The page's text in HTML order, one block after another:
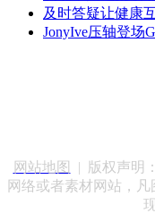
及时答疑让健康
JonyIve压轴登场
网站地图
| 版权声明
网络或者素材网站，